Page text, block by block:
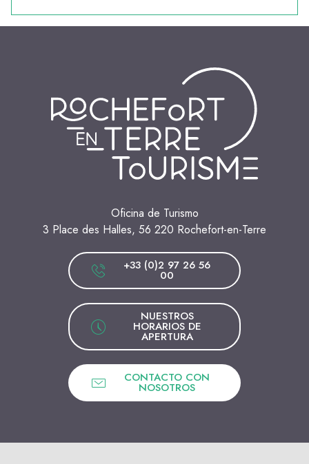
Oficina de Turismo
3 Place des Halles, 56 220 Rochefort-en-Terre
+33 (0)2 97 26 56
00
NUESTROS
HORARIOS DE
APERTURA
CONTACTO CON
NOSOTROS